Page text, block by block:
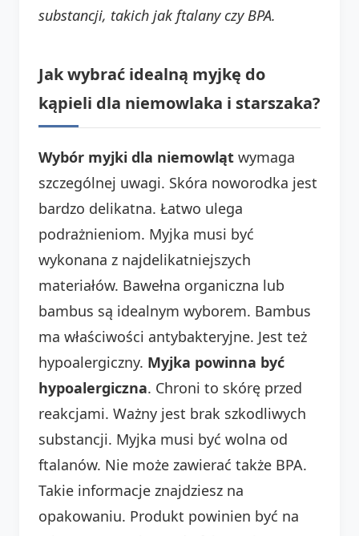
substancji, takich jak ftalany czy BPA.
Jak wybrać idealną myjkę do
kąpieli dla niemowlaka i starszaka?
Wybór myjki dla niemowląt wymaga
szczególnej uwagi. Skóra noworodka jest
bardzo delikatna. Łatwo ulega
podrażnieniom. Myjka musi być
wykonana z najdelikatniejszych
materiałów. Bawełna organiczna lub
bambus są idealnym wyborem. Bambus
ma właściwości antybakteryjne. Jest też
hypoalergiczny. Myjka powinna być
hypoalergiczna. Chroni to skórę przed
reakcjami. Ważny jest brak szkodliwych
substancji. Myjka musi być wolna od
ftalanów. Nie może zawierać także BPA.
Takie informacje znajdziesz na
opakowaniu. Produkt powinien być na